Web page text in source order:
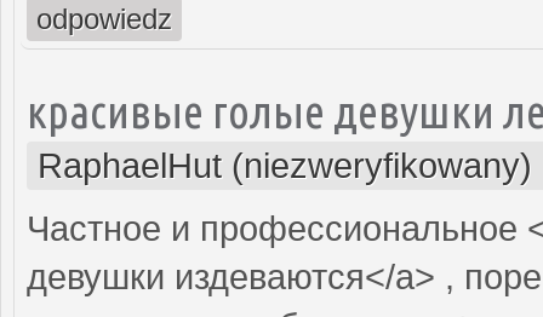
odpowiedz
красивые голые девушки
RaphaelHut (niezweryfikowany)
Частное и профессиональное
девушки издеваются</a> ,